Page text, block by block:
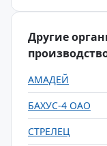
Другие
АМАДЕЙ
БАХУС-4 ОАО
СТРЕЛЕЦ